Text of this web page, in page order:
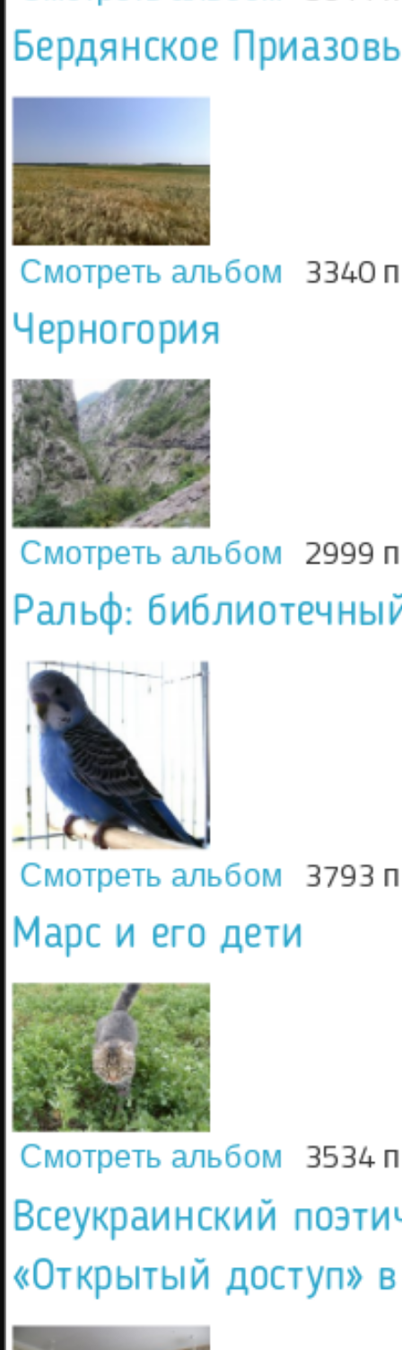
Бердянское
Смотреть альбом 3340
Черногория
Смотреть альбом 2999
Ральф:
Смотреть альбом 3793
Марс и его дети
Смотреть альбом 3534
Всеукраинский
«Открытый доступ»